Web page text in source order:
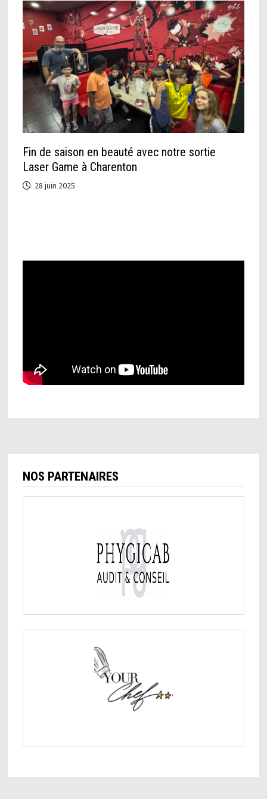
Fin de saison en beauté avec notre sortie
Laser Game à Charenton
28 juin 2025
NOS PARTENAIRES